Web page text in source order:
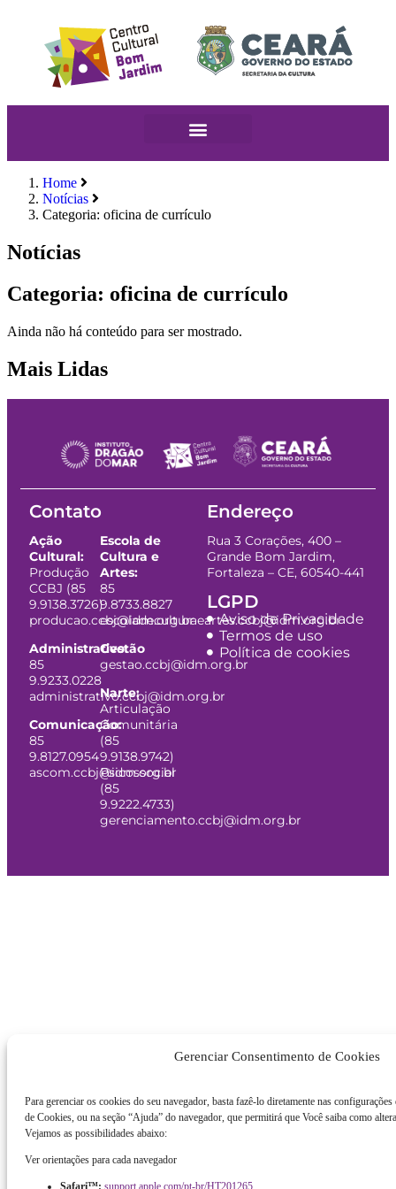
Gerenciar Consentimento de Cookies
Para gerenciar os cookies do seu navegador, basta fazê-lo diretamente nas configurações
de Cookies, ou na seção “Ajuda” do navegador, que permitirá que Você saiba como
Vejamos as possibilidades abaixo:
Ver orientações para cada navegador
Safari™: support.apple.com/pt-br/HT201265
Home
Notícias
Categoria: oficina de currículo
Notícias
Categoria: oficina de currículo
Ainda não há conteúdo para ser mostrado.
Mais Lidas
Contato
Ação
Cultural:
Produção
CCBJ (85
9.9138.3726)
producao.ccbj@idm.org.br
Administrativo:
85
9.9233.0228
administrativo.ccbj@idm.org.br
Comunicação:
85
9.8127.0954
ascom.ccbj@idm.org.br
Escola de
Cultura e
Artes:
85
9.8733.8827
escoladeculturaeartes.ccbj@idm.org.br
Gestão
gestao.ccbj@idm.org.br
Narte:
Articulação
Comunitária
(85
9.9138.9742)
Psicossocial
(85
9.9222.4733)
gerenciamento.ccbj@idm.org.br
Endereço
Rua 3 Corações, 400 –
Grande Bom Jardim,
Fortaleza – CE, 60540-441
LGPD
Aviso de Privacidade
Termos de uso
Política de cookies